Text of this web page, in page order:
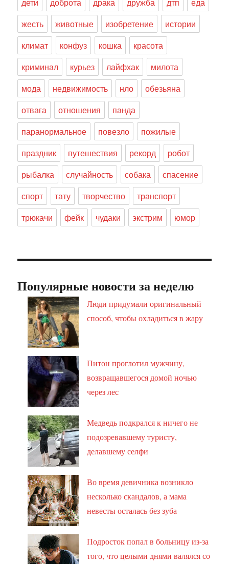
жесть
животные изобретение
истории
климат
конфуз кошка
красота
криминал
курьез лайфхак
милота
мода
недвижимость нло
обезьяна
отвага
отношения
панда
паранормальное
повезло
пожилые
праздник
путешествия рекорд
робот
рыбалка
случайность собака
спасение
спорт
тату творчество
транспорт
трюкачи
фейк чудаки экстрим юмор
Популярные новости за неделю
Люди придумали оригинальный
способ, чтобы охладиться в жару
Питон проглотил мужчину,
возвращавшегося домой ночью
через лес
Медведь подкрался к ничего не
подозревавшему туристу,
делавшему селфи
Во время девичника возникло
несколько скандалов, а мама
невесты осталась без зуба
Подросток попал в больницу из-за
того, что целыми днями валялся со